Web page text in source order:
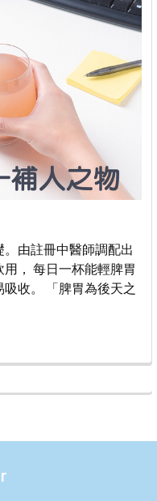
由註冊中醫師調配出
， 每日一杯能輕脾胃
收。 「脾胃為後天之